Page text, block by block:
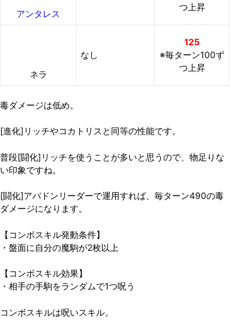
アンタレス
つ上昇
ネラ
なし
125
※毎ターン100ず
つ上昇
毒ダメージは低め。
[進化]リッチやコカトリスと同等の性能です。
普段[闘化]リッチを使うことが多いと思うので、物足りな
い印象ですね。
[闘化]アバドンリーダーで運用すれば、毎ターン490の毒
ダメージになります。
【コンボスキル発動条件】
・盤面に自分の魔駒が2枚以上
【コンボスキル効果】
・相手の手駒をランダムで1つ呪う
コンボスキルは呪いスキル。